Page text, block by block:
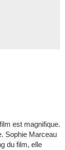
est magnifique.
Sophie Marceau
du film, elle